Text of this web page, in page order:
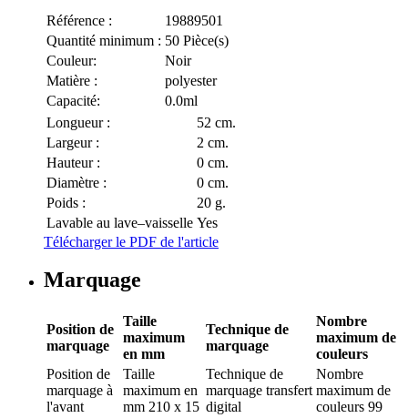
Référence :
19889501
Quantité minimum : 50 Pièce(s)
Couleur:
Noir
Matière :
polyester
Capacité:
0.0ml
Longueur :
52 cm.
Largeur :
2 cm.
Hauteur :
0 cm.
Diamètre :
0 cm.
Poids :
20 g.
Lavable au lave–vaisselle Yes
Télécharger le PDF de l'article
Marquage
Position de
marquage
Taille
maximum
en mm
Technique de
marquage
Nombre
maximum de
couleurs
Position de
marquage à
l'avant
Taille
maximum en
mm 210 x 15
Technique de
marquage transfert
digital
Nombre
maximum de
couleurs 99